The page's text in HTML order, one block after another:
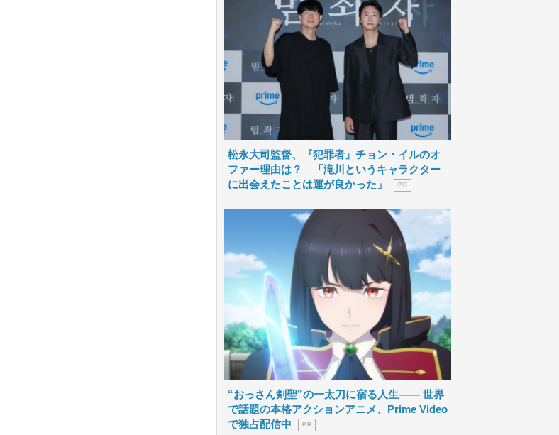
松永大司監督、『犯罪者』チョン・イルのオ
ファー理由は？ 「滝川というキャラクター
に出会えたことは運が良かった」
P R
“おっさん剣聖”の一太刀に宿る人生―― 世界
で話題の本格アクションアニメ、Prime Video
で独占配信中
P R